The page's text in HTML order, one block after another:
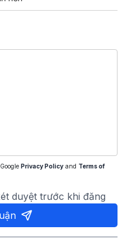
Privacy Policy and Terms of
duyệt trước khi đăng